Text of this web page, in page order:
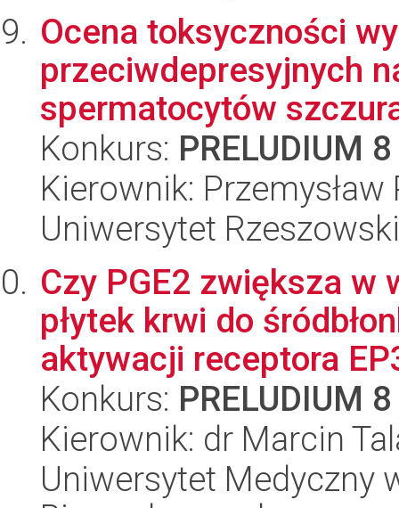
Ocena toksyczności
przeciwdepresyjnych
spermatocytów
Konkurs: PRELUDIUM 8
Kierownik: Przemysław
Uniwersytet
Czy PGE2 zwiększa w
płytek krwi do
aktywacji receptora
Konkurs: PRELUDIUM 8
Kierownik: dr Marcin
Uniwersytet Medyczny